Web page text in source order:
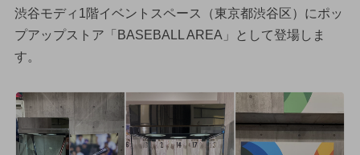
渋谷モディ1階イベントスペース（東京都渋谷区）にポッ
プアップストア「BASEBALL AREA」として登場しま
す。